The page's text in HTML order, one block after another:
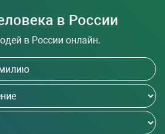
в России
в России онлайн.